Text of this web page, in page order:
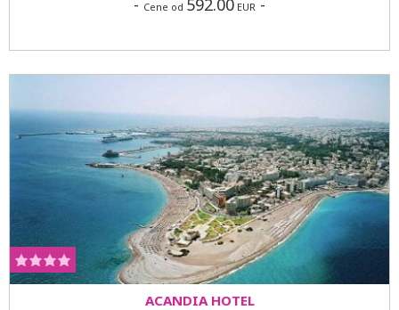
2026 i otkrijte autentične detalje ovog ostrva:
prošetajte slukom Mandraki, divite se impresivnim
Lindos, neke od predivnih peskovitih plaža na istočnoj
obali i uživajte u ukusnoj grčkoj kuhinji u modernim
hotelima i apartmanima. Kroz Grčka 2026 aranžmane,
Rodos nudi bogat izbor aktivnosti – od kulturnih izleta
do opuštanja na plažama koje su u velikom broju
označene priznanjem "Plava zastavica".
- Cene od 592.00 EUR -
ACANDIA HOTEL